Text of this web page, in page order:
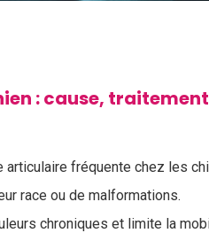
: cause,
articulaire fréquente chez les
race ou de malformations.
chroniques et limite la